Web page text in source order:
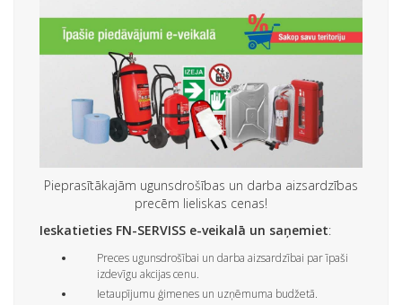
Pieprasītākajām ugunsdrošības un darba aizsardzības
precēm lieliskas cenas!
Ieskatieties FN-SERVISS e-veikalā un saņemiet:
Preces ugunsdrošībai un darba aizsardzībai par īpaši
izdevīgu akcijas cenu.
Ietaupījumu ģimenes un uzņēmuma budžetā.